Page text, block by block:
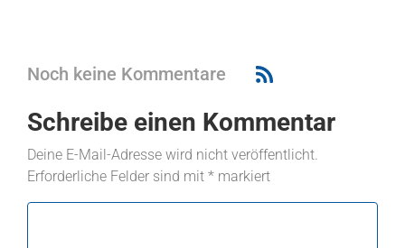
Noch keine Kommentare
Schreibe einen Kommentar
Deine E-Mail-Adresse wird nicht veröffentlicht.
Erforderliche Felder sind mit * markiert